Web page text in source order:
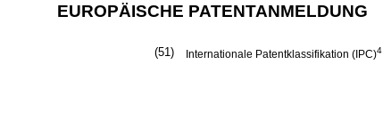
EUROPÄISCHE PATENTANMELDUNG
(51) Internationale Patentklassifikation (IPC)4